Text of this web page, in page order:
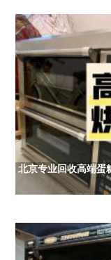
北京专业回收高端蛋